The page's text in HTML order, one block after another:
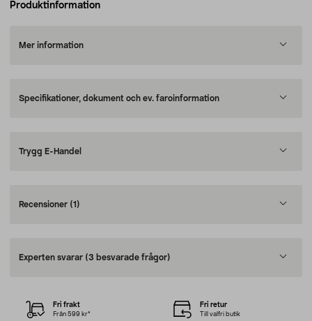
Produktinformation
Mer information
Specifikationer, dokument och ev. faroinformation
Trygg E-Handel
Recensioner (1)
Experten svarar (3 besvarade frågor)
Fri frakt
Från 599 kr*
Fri retur
Till valfri butik